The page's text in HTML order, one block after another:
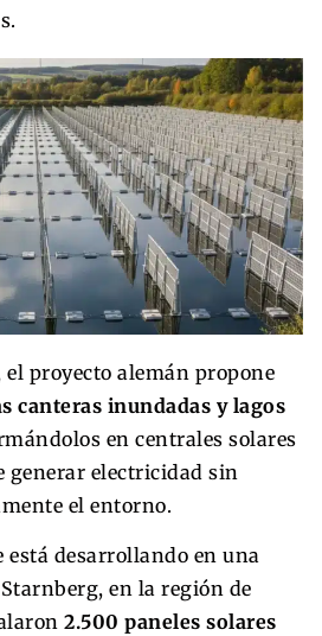
el proyecto alemán propone
canteras inundadas y lagos
en centrales solares
generar electricidad sin
el entorno.
está desarrollando en una
en la región de
2.500 paneles solares